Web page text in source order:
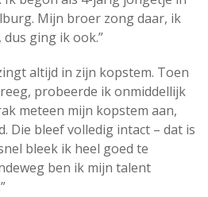
Mijn broer zong daar, ik
ging ik ook.”
altijd in zijn kopstem. Toen
probeerde ik onmiddellijk
meteen mijn kopstem aan,
Die bleef volledig intact – dat is
bleek ik heel goed te
ben ik mijn talent